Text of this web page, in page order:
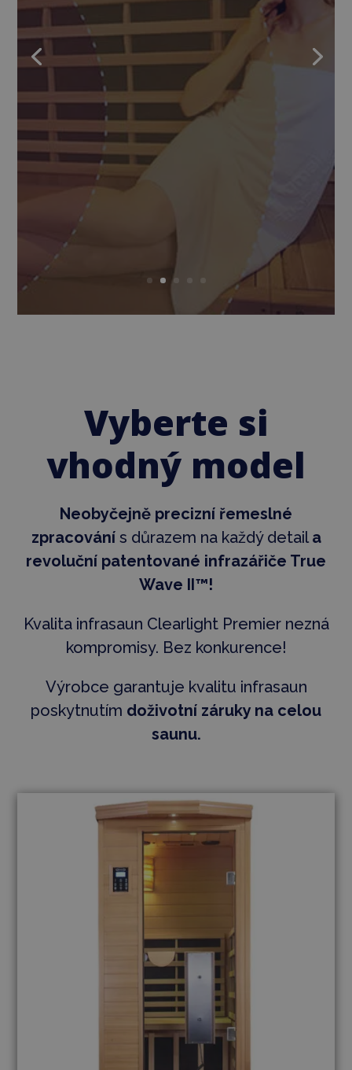
NEJ
Infrasauny Clearlight patří
už 20 let na první příčky v
saunovém oboru. Ti, kteří ji
vlastní , jsou majiteli nejen
kvalitní infrasauny, ale
zároveň té nejvíc
účinné infrasauny na trhu.
Vyberte si
vhodný model
Neobyčejně precizní řemeslné
zpracovánís důrazem na každý detail a
revoluční patentované infrazářiče True
Wave II™!
Kvalita infrasaun Clearlight Premier nezná
kompromisy. Bez konkurence!
Výrobce garantuje kvalitu infrasaun
poskytnutím doživotní záruky na celou
saunu.